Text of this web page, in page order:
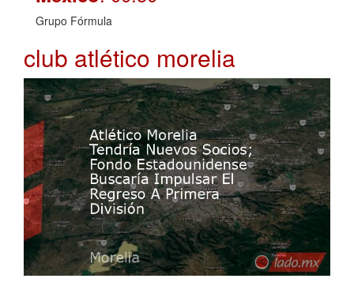
Grupo Fórmula
club atlético morelia